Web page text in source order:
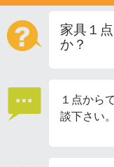
家具１
か？
１点から
談下さい。